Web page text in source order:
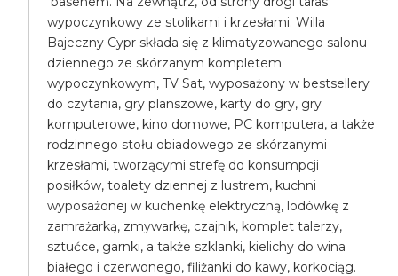
wypoczynkowy ze stolikami i krzesłami. Willa
Bajeczny Cypr składa się z klimatyzowanego salonu
dziennego ze skórzanym kompletem
wypoczynkowym, TV Sat, wyposażony w bestsellery
do czytania, gry planszowe, karty do gry, gry
komputerowe, kino domowe, PC komputera, a także
rodzinnego stołu obiadowego ze skórzanymi
krzesłami, tworzącymi strefę do konsumpcji
posiłków, toalety dziennej z lustrem, kuchni
wyposażonej w kuchenkę elektryczną, lodówkę z
zamrażarką, zmywarkę, czajnik, komplet talerzy,
sztućce, garnki, a także szklanki, kielichy do wina
białego i czerwonego, filiżanki do kawy, korkociąg.